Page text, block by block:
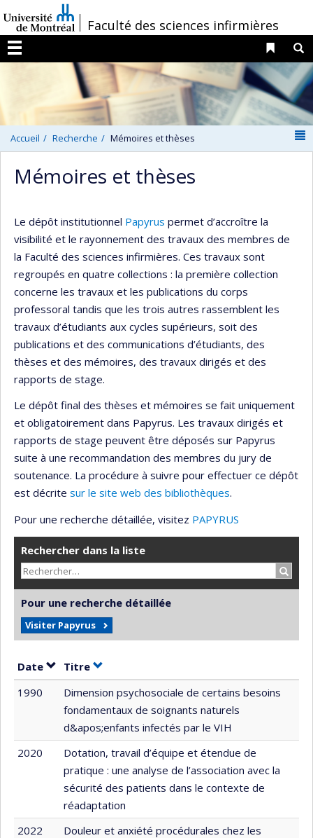
au
contenu
/Faculté des sciences infirmières
Menu
Liens
Accueil Recherche Mémoires et thèses
Mémoires et thèses
Le dépôt institutionnel Papyrus permet d’accroître la
visibilité et le rayonnement des travaux des membres de
la Faculté des sciences infirmières. Ces travaux sont
regroupés en quatre collections : la première collection
concerne les travaux et les publications du corps
professoral tandis que les trois autres rassemblent les
travaux d’étudiants aux cycles supérieurs, soit des
publications et des communications d’étudiants, des
thèses et des mémoires, des travaux dirigés et des
rapports de stage.
Le dépôt final des thèses et mémoires se fait uniquement
et obligatoirement dans Papyrus. Les travaux dirigés et
rapports de stage peuvent être déposés sur Papyrus
suite à une recommandation des membres du jury de
soutenance. La procédure à suivre pour effectuer ce dépôt
est décrite sur le site web des bibliothèques.
Pour une recherche détaillée, visitez PAPYRUS
Rechercher dans la liste
Pour une recherche détaillée
Visiter Papyrus
Date Trier par date en ordre croissant
Titre Trier par titre en ordre croissant
1990
Dimension psychosociale de certains besoins
fondamentaux de soignants naturels
d&apos;enfants infectés par le VIH
2020
Dotation, travail d’équipe et étendue de
pratique : une analyse de l’association avec la
sécurité des patients dans le contexte de
réadaptation
2022
Douleur et anxiété procédurales chez les